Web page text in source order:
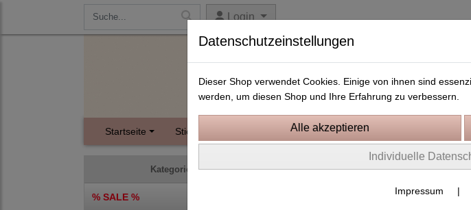
Login
Startseite Stickdateien Instagram Kostenlose Stickdateien
Kategorien
% SALE %
ITH Stickprojekte In the Hoop
Datenschutzeinstellungen
Dieser Shop verwendet Cookies. Einige von ihnen sind
werden, um diesen Shop und Ihre Erfahrung zu verbessern.
Individuelle
Impressum |